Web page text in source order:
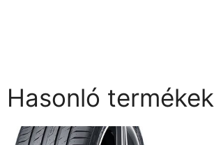
Hasonló termékek